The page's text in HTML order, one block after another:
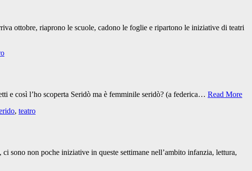
ottobre, riaprono le scuole, cadono le foglie e ripartono le iniziative di teatri
e così l’ho scoperta Seridò ma è femminile seridò? (a federica… Read More
, teatro
sono non poche iniziative in queste settimane nell’ambito infanzia, lettura,